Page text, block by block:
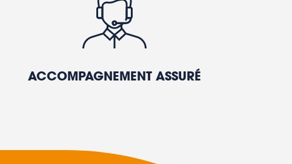
ACCOMPAGNEMENT ASSURÉ